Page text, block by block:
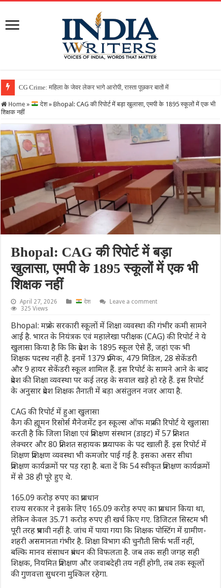
Home » देश » Bhopal: CAG की रिपोर्ट में बड़ा खुलासा, एमपी के 1895 स्कूलों में एक भी
शिक्षक नहीं
Bhopal: CAG की रिपोर्ट में बड़ा
खुलासा, एमपी के 1895 स्कूलों में एक भी
शिक्षक नहीं
April 27, 2026 देश
Leave a comment
325 Views
Bhopal: मप्र के सरकारी स्कूलों में शिक्षा व्यवस्था की गंभीर कमी सामने
आई है. भारत के नियंत्रक एवं महालेखा परीक्षक (CAG) की रिपोर्ट ने ये
खुलासा किया है कि कि प्रदेश के 1895 स्कूल ऐसे हैं, जहां एक भी
शिक्षक पदस्थ नहीं है. इनमें 1379 प्रामिक, 479 मिडिल, 28 सेकेंडरी
और 9 हायर सेकेंडरी स्कूल शामिल हैं. इस रिपोर्ट के सामने आने के बाद
प्रदेश की शिक्षा व्यवस्था पर कई तरह के सवाल खडे़ हो रहे हैं. इस रिपोर्ट
के अनुसार प्रदेश शिक्षक तैनाती में बड़ा असंतुलन नजर आया है.
CAG की रिपोर्ट में हुआ खुलासा
कैग की ह्यूमन रिसोर्स मैनेजमेंट इन स्कूल्स ऑफ मप्र की रिपोर्ट ये खुलासा
करती है कि जिला शिक्षा एवं प्रशिक्षण संस्थान (डाइट) में 57 प्रतिशत
लेक्चरर और 80 प्रतिशत सहायक प्राध्यापक के पद खाली हैं. इस रिपोर्ट में
शिक्षण प्रशिक्षण व्यवस्था भी कमजोर पाई गई है. इसका असर सीधा
प्रशिक्षण कार्यक्रमों पर पड़ रहा है. बता दें कि 54 स्वीकृत प्रशिक्षण कार्यक्रमों
में से 38 ही पूरे हुए थे.
165.09 करोड़ रुपए का प्रावधान
राज्य सरकार ने इसके लिए 165.09 करोड़ रुपए का प्रावधान किया था,
लेकिन केवल 35.71 करोड़ रुपए ही खर्च किए गए. डिजिटल सिस्टम भी
पूरी तरह प्रभावी नहीं है. जांच में पाया गया कि शिक्षक पोस्टिंग में ग्रामीण-
शहरी असमानता गंभीर है. शिक्षा विभाग की चुनौती सिर्फ भर्ती नहीं,
बल्कि मानव संसाधन प्रबंधन की विफलता है. जब तक सही जगह सही
शिक्षक, नियमित प्रशिक्षण और जवाबदेही तय नहीं होगी, तब तक स्कूलों
की गुणवत्ता सुधरना मुश्किल रहेगा.